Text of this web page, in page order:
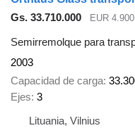
Gs. 33.710.000
EUR 4.900
Semirremolque para
2003
Capacidad de carga
Ejes 3
Lituania, Vilnius